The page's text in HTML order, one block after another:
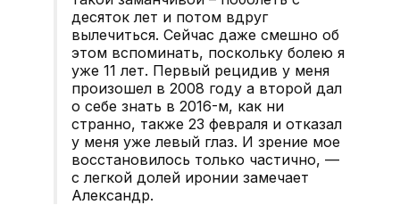
десяток лет и потом вдруг
вылечиться. Сейчас даже смешно об
этом вспоминать, поскольку болею я
уже 11 лет. Первый рецидив у меня
произошел в 2008 году а второй дал
о себе знать в 2016-м, как ни
странно, также 23 февраля и отказал
у меня уже левый глаз. И зрение мое
восстановилось только частично, —
с легкой долей иронии замечает
Александр.